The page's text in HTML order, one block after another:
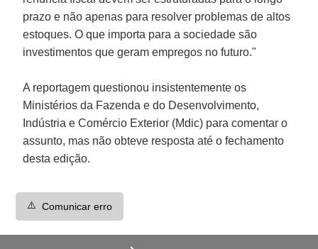
prazo e não apenas para resolver problemas de altos
estoques. O que importa para a sociedade são
investimentos que geram empregos no futuro."
A reportagem questionou insistentemente os
Ministérios da Fazenda e do Desenvolvimento,
Indústria e Comércio Exterior (Mdic) para comentar o
assunto, mas não obteve resposta até o fechamento
desta edição.
⚠️ Comunicar erro